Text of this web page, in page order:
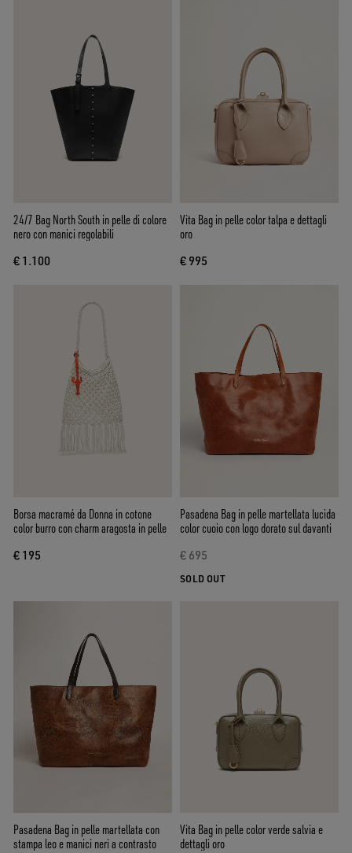
24/7 Bag North South in pelle di colore
nero con manici regolabili
€ 1.100
Vita Bag in pelle color talpa e dettagli
oro
€ 995
Borsa macramé da Donna in cotone
color burro con charm aragosta in pelle
€ 195
Pasadena Bag in pelle martellata lucida
color cuoio con logo dorato sul davanti
€ 695
SOLD OUT
Pasadena Bag in pelle martellata con
stampa leo e manici neri a contrasto
Vita Bag in pelle color verde salvia e
dettagli oro